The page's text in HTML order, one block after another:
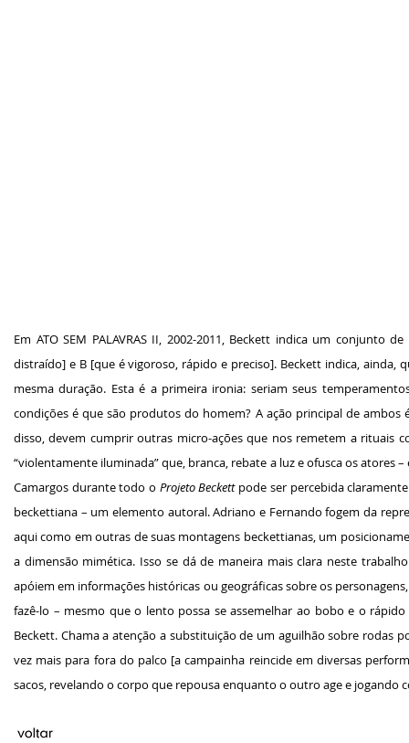
Em ATO SEM PALAVRAS II, 2002-2011, Beckett indica um
distraído] e B [que é vigoroso, rápido e preciso]. Beckett indica, ainda,
mesma duração. Esta é a primeira ironia: seriam seus
condições é que são produtos do homem? A ação principal de
disso, devem cumprir outras micro-ações que nos remetem a rituais
“violentamente iluminada” que, branca, rebate a luz e ofusca os atores
Camargos durante todo o Projeto Beckettpode ser percebida
beckettiana – um elemento autoral. Adriano e Fernando fogem da
aqui como em outras de suas montagens beckettianas, um
a dimensão mimética. Isso se dá de maneira mais clara neste
apóiem em informações históricas ou geográficas sobre os
fazê-lo – mesmo que o lento possa se assemelhar ao bobo e o
Beckett. Chama a atenção a substituição de um aguilhão sobre rodas
vez mais para fora do palco [a campainha reincide em diversas
sacos, revelando o corpo que repousa enquanto o outro age e